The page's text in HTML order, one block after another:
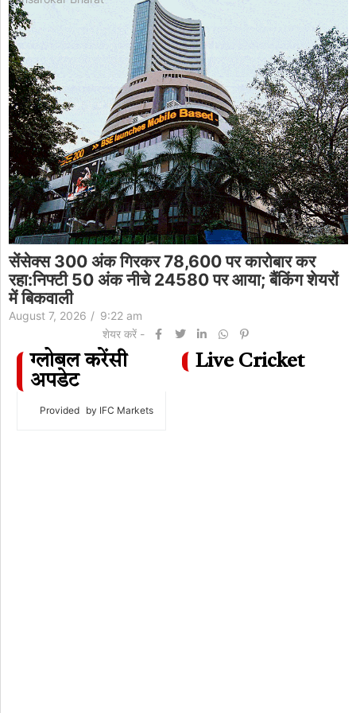
गिरकर 78,600 पर कारोबार कर
50 अंक नीचे 24580 पर आया; बैंकिंग शेयरों
/ 9:22 am
सेंसेक्स 300
ग्लोबल करेंसी
अपडेट
Provided by IFC Markets
Live Cricket